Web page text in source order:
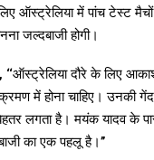
ऑस्ट्रेलिया में पांच टेस्ट
जल्दबाजी होगी।
‘‘ऑस्ट्रेलिया दौरे के लिए
में होना चाहिए। उनकी
लगता है। मयंक यादव के
का एक पहलू है।’’